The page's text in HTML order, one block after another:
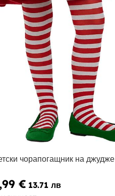
чорапогащник на джудже
€ 13.71 лв